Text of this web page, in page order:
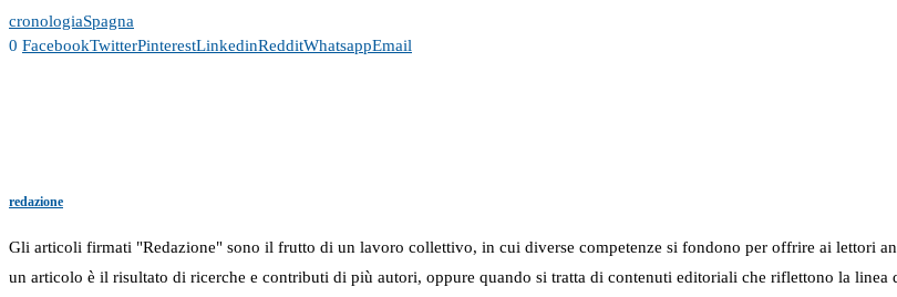
cronologiaSpagna
0 FacebookTwitterPinterestLinkedinRedditWhatsappEmail
redazione
Gli articoli firmati "Redazione" sono il frutto di un lavoro collettivo, in cui diverse competenze si fondono per offrire ai lettori
un articolo è il risultato di ricerche e contributi di più autori, oppure quando si tratta di contenuti editoriali che riflettono la linea